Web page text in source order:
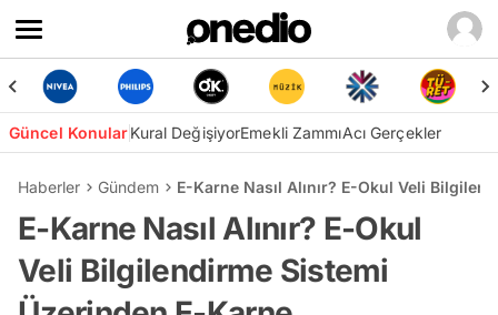
Güncel KonularKural DeğişiyorEmekli ZammıAcı Gerçekler
Haberler Gündem E-Karne Nasıl Alınır? E-Okul Veli
E-Karne Nasıl Alınır? E-Okul
Veli Bilgilendirme Sistemi